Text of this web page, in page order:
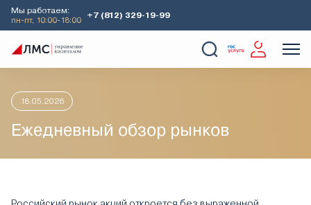
Мы работаем:
пн-пт, 10:00-18:00
+7 (812) 329-19-99
Главная Аналитика
18.05.2026
Ежедневный обзор рынков